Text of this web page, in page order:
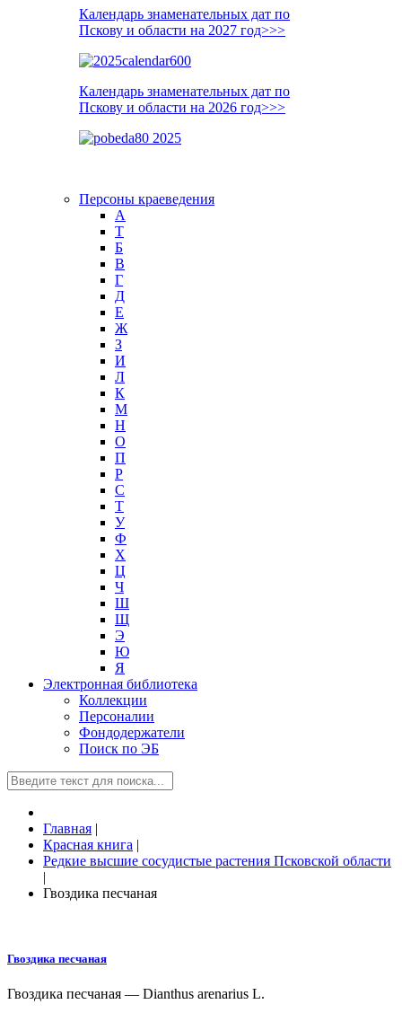
Календарь знаменательных дат по
Пскову и области на 2027 год>>>
Календарь знаменательных дат по
Пскову и области на 2026 год>>>
Персоны краеведения
А
T
Б
В
Г
Д
Е
Ж
З
И
Л
К
М
Н
О
П
Р
С
Т
У
Ф
Х
Ц
Ч
Ш
Щ
Э
Ю
Я
Электронная библиотека
Коллекции
Персоналии
Фондодержатели
Поиск по ЭБ
Главная |
Красная книга |
Редкие высшие сосудистые растения Псковской области
|
Гвоздика песчаная
Гвоздика песчаная
Гвоздика песчаная — Dianthus arenarius L.